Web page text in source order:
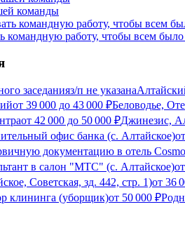
команды
командную работу, чтобы всем
заседанияз/п не указана
от 39 000 до 43 000 ₽Беловодье,
от 42 000 до 50 000 ₽Джинезис,
офис банка (с. Алтайское)от
документацию в отель
в салон "МТС" (с. Алтайское)от
Советская, зд. 442, стр. 1)от 36
клининга (уборщик)от 50 000 ₽